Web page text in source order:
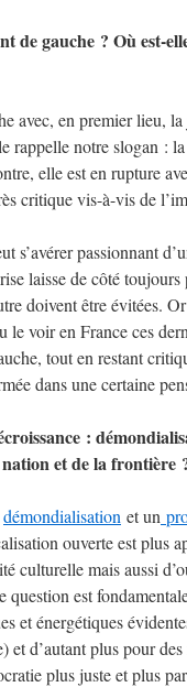
de gauche ? Où est-
avec, en premier lieu,
rappelle notre slogan :
elle est en rupture
critique vis-à-vis de
s’avérer passionnant
laisse de côté toujours
doivent être évitées.
voir en France ces
tout en restant
dans une certaine
:
et de la frontière
démondialisation et un
ouverte est plus
culturelle mais aussi
est
et énergétiques
d’autant plus pour
plus juste et plus